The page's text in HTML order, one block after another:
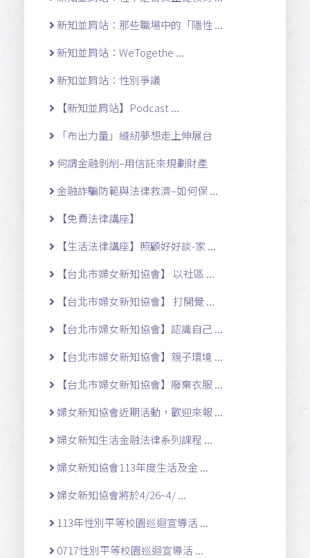
新知並肩站：那些職場中的「隱性 ...
新知並肩站：WeTogethe ...
新知並肩站：性別爭議
【新知並肩站】Podcast ...
「布出力量」縫紉夢想走上伸展台
何謂金融剝削–用信託來規劃財產
金融詐騙防範與法律救濟–如何保 ...
【免費法律講座】
【生活法律講座】照顧好好談-家 ...
【台北市婦女新知協會】 以社區 ...
【台北市婦女新知協會】 打開覺 ...
【台北市婦女新知協會】認識自己 ...
【台北市婦女新知協會】親子環境 ...
【台北市婦女新知協會】廢棄衣服 ...
婦女新知協會近期活動，歡迎來報 ...
婦女新知生活金融法律系列課程 ...
婦女新知協會113年度生活及金 ...
婦女新知協會將於4/26~4/ ...
113年性別平等校園巡迴宣導活 ...
0717性別平等校園巡迴宣導活 ...